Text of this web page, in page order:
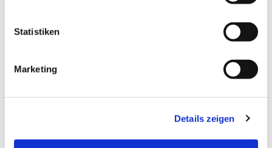
Statistiken
Marketing
Details zeigen